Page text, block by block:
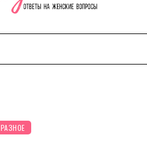
РАЗНОЕ